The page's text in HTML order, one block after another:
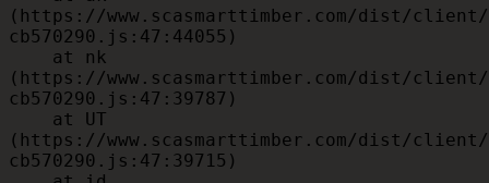
(https://www.scasmarttimber.com/dist/
cb570290.js:47:44055)
(https://www.scasmarttimber.com/dist/
cb570290.js:47:39787)
(https://www.scasmarttimber.com/dist/
cb570290.js:47:39715)